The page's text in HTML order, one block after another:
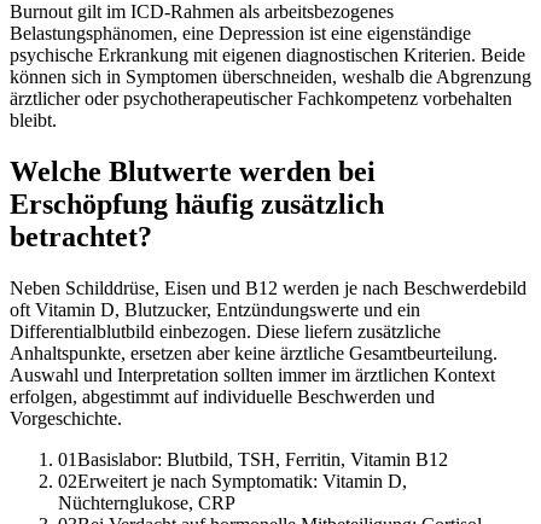
Burnout gilt im ICD-Rahmen als arbeitsbezogenes
Belastungsphänomen, eine Depression ist eine eigenständige
psychische Erkrankung mit eigenen diagnostischen Kriterien. Beide
können sich in Symptomen überschneiden, weshalb die Abgrenzung
ärztlicher oder psychotherapeutischer Fachkompetenz vorbehalten
bleibt.
Welche Blutwerte werden bei
Erschöpfung häufig zusätzlich
betrachtet?
Neben Schilddrüse, Eisen und B12 werden je nach Beschwerdebild
oft Vitamin D, Blutzucker, Entzündungswerte und ein
Differentialblutbild einbezogen. Diese liefern zusätzliche
Anhaltspunkte, ersetzen aber keine ärztliche Gesamtbeurteilung.
Auswahl und Interpretation sollten immer im ärztlichen Kontext
erfolgen, abgestimmt auf individuelle Beschwerden und
Vorgeschichte.
01Basislabor: Blutbild, TSH, Ferritin, Vitamin B12
02Erweitert je nach Symptomatik: Vitamin D,
Nüchternglukose, CRP